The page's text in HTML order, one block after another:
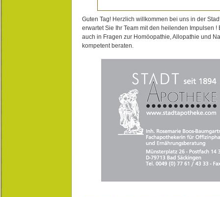
Guten Tag! Herzlich willkommen bei uns in der
erwartet Sie Ihr Team mit den heilenden Impulsen !
auch in Fragen zur Homöopathie, Allopathie und
kompetent beraten.